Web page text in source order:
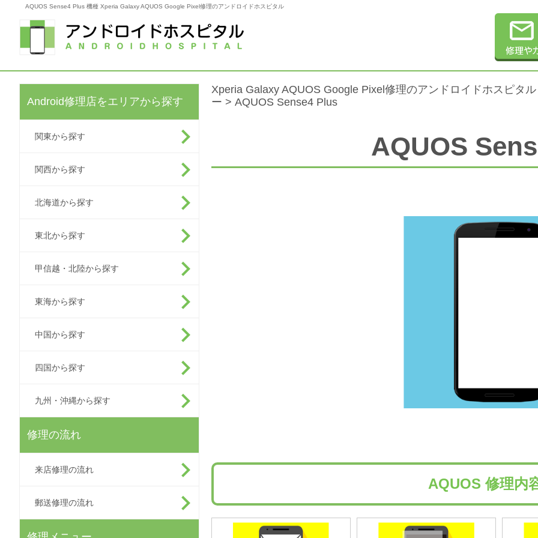
AQUOS Sense4 Plus 機種 Xperia Galaxy AQUOS Google Pixel修理のアンドロイドホスピタル
Android修理店をエリアから探す
関東から探す
関西から探す
北海道から探す
東北から探す
甲信越・北陸から探す
東海から探す
中国から探す
四国から探す
九州・沖縄から探す
修理の流れ
来店修理の流れ
郵送修理の流れ
Xperia Galaxy AQUOS Google Pixel修理のアンドロイドホスピタル
ー > AQUOS Sense4 Plus
AQUOS
AQUOS 修理内